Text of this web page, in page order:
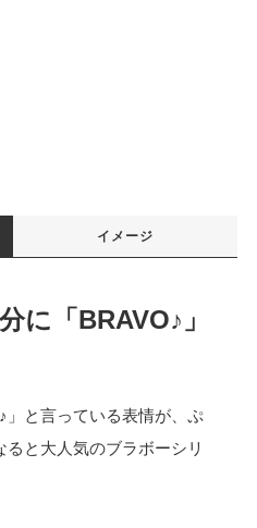
イメージ
に「BRAVO♪」
」と言っている表情が、ぷ
と大人気のブラボーシリ